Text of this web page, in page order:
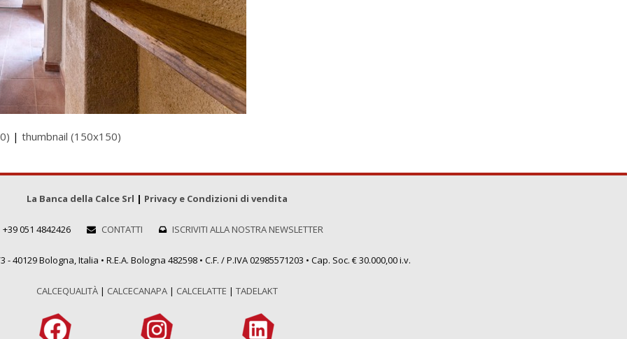
| thumbnail (150x150)
La Banca della Calce Srl | Privacy e Condizioni di vendita
+39 051 4842426 CONTATTI ISCRIVITI ALLA NOSTRA NEWSLETTER
40129 Bologna, Italia • R.E.A. Bologna 482598 • C.F. / P.IVA 02985571203 • Cap. Soc. € 30.000,00 i.v.
CALCEQUALITÀ| CALCECANAPA| CALCELATTE | TADELAKT